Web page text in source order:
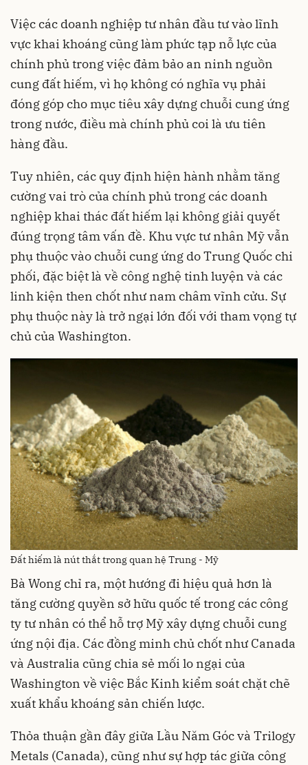
Việc các doanh nghiệp tư nhân đầu tư vào lĩnh
vực khai khoáng cũng làm phức tạp nỗ lực của
chính phủ trong việc đảm bảo an ninh nguồn
cung đất hiếm, vì họ không có nghĩa vụ phải
đóng góp cho mục tiêu xây dựng chuỗi cung ứng
trong nước, điều mà chính phủ coi là ưu tiên
hàng đầu.
Tuy nhiên, các quy định hiện hành nhằm tăng
cường vai trò của chính phủ trong các doanh
nghiệp khai thác đất hiếm lại không giải quyết
đúng trọng tâm vấn đề. Khu vực tư nhân Mỹ vẫn
phụ thuộc vào chuỗi cung ứng do Trung Quốc chi
phối, đặc biệt là về công nghệ tinh luyện và các
linh kiện then chốt như nam châm vĩnh cửu. Sự
phụ thuộc này là trở ngại lớn đối với tham vọng tự
chủ của Washington.
Đất hiếm là nút thắt trong quan hệ Trung - Mỹ
Bà Wong chỉ ra, một hướng đi hiệu quả hơn là
tăng cường quyền sở hữu quốc tế trong các công
ty tư nhân có thể hỗ trợ Mỹ xây dựng chuỗi cung
ứng nội địa. Các đồng minh chủ chốt như Canada
và Australia cũng chia sẻ mối lo ngại của
Washington về việc Bắc Kinh kiểm soát chặt chẽ
xuất khẩu khoáng sản chiến lược.
Thỏa thuận gần đây giữa Lầu Năm Góc và Trilogy
Metals (Canada), cũng như sự hợp tác giữa công